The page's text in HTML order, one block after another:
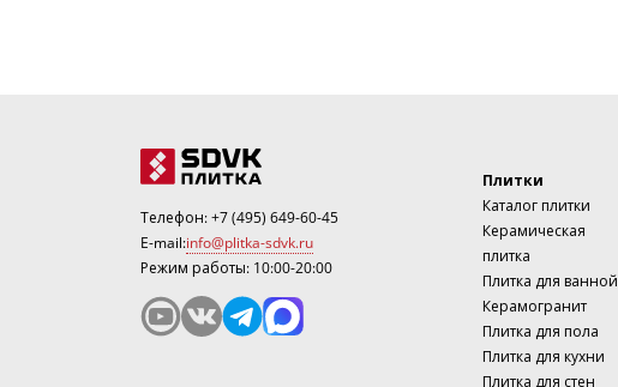
Телефон:+7 (495) 649-60-45
E-mail:info@plitka-sdvk.ru
Режим работы: 10:00-20:00
Плитки
Каталог плитки
Керамическая
плитка
Плитка для ванной
Керамогранит
Плитка для пола
Плитка для кухни
Плитка для стен